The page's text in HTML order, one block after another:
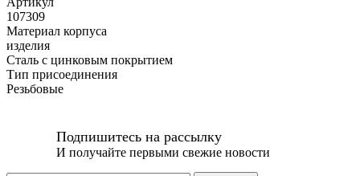
107309
Материал корпуса
изделия
Сталь с цинковым покрытием
Тип присоединения
Резьбовые
Подпишитесь на рассылку
И получайте первыми свежие новости